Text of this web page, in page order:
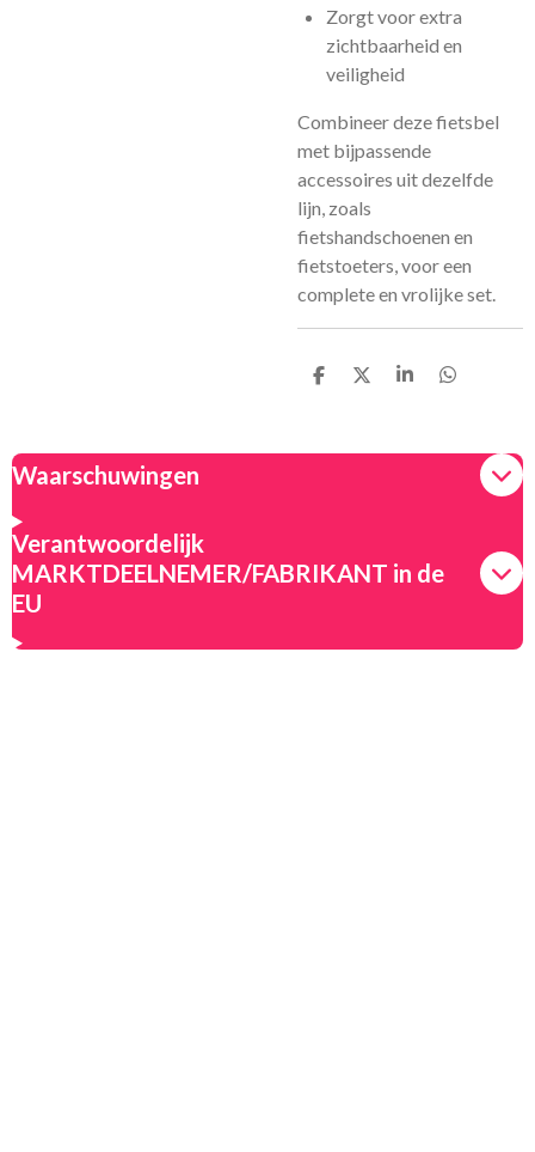
Zorgt voor extra
zichtbaarheid en
veiligheid
Combineer deze fietsbel
met bijpassende
accessoires uit dezelfde
lijn, zoals
fietshandschoenen en
fietstoeters, voor een
complete en vrolijke set.
D
n
D
S
e
D
n
Waarschuwingen
Verantwoordelijk
MARKTDEELNEMER/FABRIKANT in de
EU